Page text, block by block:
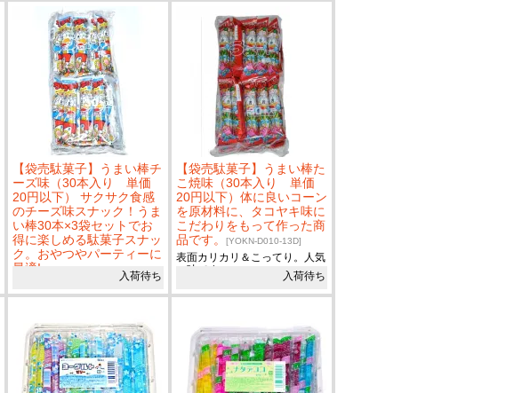
【袋売駄菓子】うまい棒チ
ーズ味（30本入り 単価
20円以下） サクサク食感
のチーズ味スナック！うま
い棒30本×3袋セットでお
得に楽しめる駄菓子スナッ
ク。おやつやパーティーに
最適!
独特のチーズの香りがたまらな
い！
入荷待ち
【袋売駄菓子】うまい棒た
こ焼味（30本入り 単価
20円以下）体に良いコーン
を原材料に、タコヤキ味に
こだわりをもって作った商
品です。
[YOKN-D010-13D]
表面カリカリ＆こってり。人気
の味です。
入荷待ち